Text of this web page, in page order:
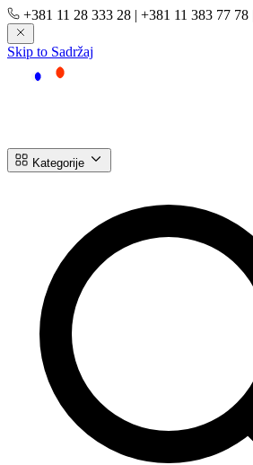
+381 11 28 333 28 | +381 11 383 77 78
Skip to Sadržaj
Kategorije